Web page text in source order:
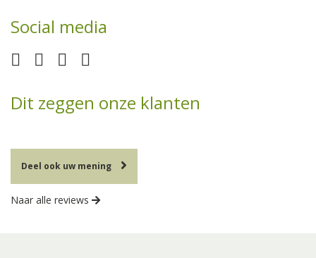
Social media
Dit zeggen onze klanten
Deel ook uw mening
Naar alle reviews